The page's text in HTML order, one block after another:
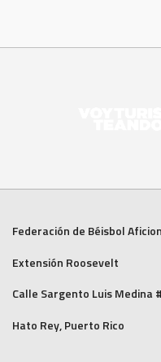
Federación de Béisbol
Extensión Roosevelt
Calle Sargento Luis Medina
Hato Rey, Puerto Rico